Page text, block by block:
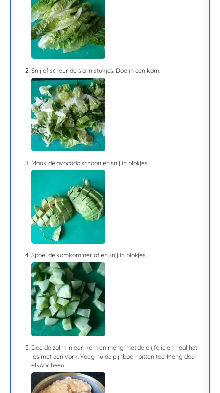
Snij of scheur de sla in stukjes. Doe in een kom.
Maak de avocado schoon en snij in blokjes.
Spoel de komkommer af en snij in blokjes.
Doe de zalm in een kom en meng met de olijfolie en haal het
los met een vork. Voeg nu de pijnboompitten toe. Meng door
elkaar heen.